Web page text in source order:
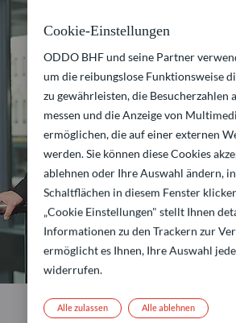
Cookie-Einstellungen
ODDO BHF und seine Partner
um die reibungslose Funktionsweise
zu gewährleisten, die Besucherzahlen
messen und die Anzeige von
ermöglichen, die auf einer externen
werden. Sie können diese Cookies
ablehnen oder Ihre Auswahl ändern,
Schaltflächen in diesem Fenster
„Cookie Einstellungen" stellt Ihnen
Informationen zu den Trackern zur
ermöglicht es Ihnen, Ihre Auswahl
widerrufen.
Alle ablehnen
Alle zulassen